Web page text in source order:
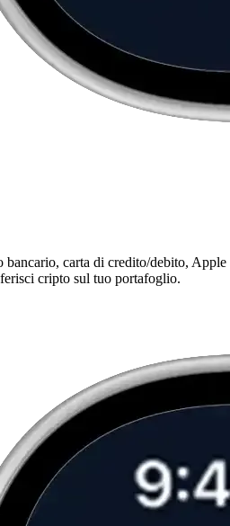
carta di credito/debito, Apple
cripto sul tuo portafoglio.